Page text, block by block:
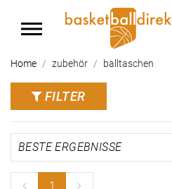
Home zubehör balltaschen
FILTER
1